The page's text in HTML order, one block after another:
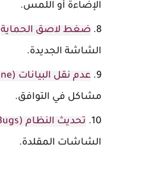
الإضاءة أو اللمس.
ضغط لاصق الحماية
الشاشة الجديدة.
عدم نقل البيانات (True Tone)
مشاكل في التوافق.
تحديث النظام (iOS Bugs)
الشاشات المقلدة.